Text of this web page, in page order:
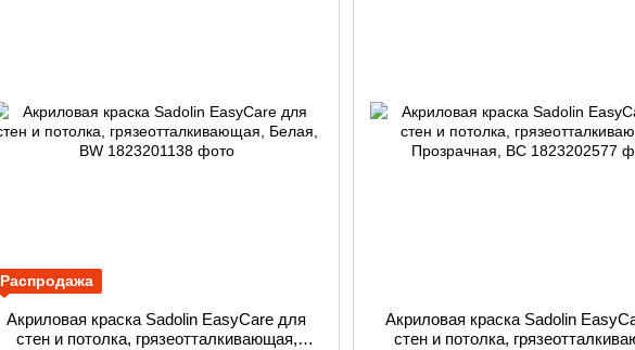
Распродажа
Акриловая краска Sadolin EasyCare для
стен и потолка, грязеотталкивающая,
Акриловая краска Sadolin
стен и потолка,